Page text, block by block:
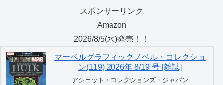
スポンサーリンク
Amazon
2026/8/5(水)発売！！
マーベルグラフィックノベル・コレクショ
ン(119) 2026年 8/19 号 [雑誌]
アシェット・コレクションズ・ジャパン